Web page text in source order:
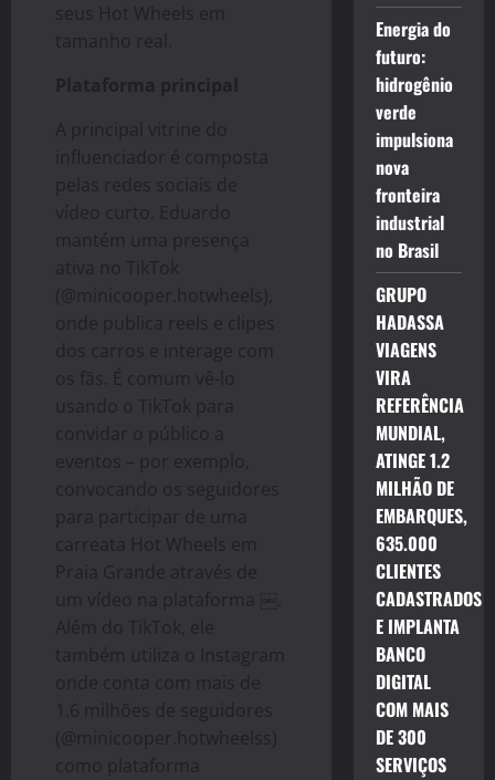
seus Hot Wheels em
tamanho real.
Plataforma principal
A principal vitrine do
influenciador é composta
pelas redes sociais de
vídeo curto. Eduardo
mantém uma presença
ativa no TikTok
(@minicooper.hotwheels),
onde publica reels e clipes
dos carros e interage com
os fãs. É comum vê-lo
usando o TikTok para
convidar o público a
eventos – por exemplo,
convocando os seguidores
para participar de uma
carreata Hot Wheels em
Praia Grande através de
um vídeo na plataforma ￼.
Além do TikTok, ele
também utiliza o Instagram
onde conta com mais de
1.6 milhões de seguidores
(@minicooper.hotwheelss)
como plataforma
Energia do
futuro:
hidrogênio
verde
impulsiona
nova
fronteira
industrial
no Brasil
GRUPO
HADASSA
VIAGENS
VIRA
REFERÊNCIA
MUNDIAL,
ATINGE 1.2
MILHÃO DE
EMBARQUES,
635.000
CLIENTES
CADASTRADOS
E IMPLANTA
BANCO
DIGITAL
COM MAIS
DE 300
SERVIÇOS